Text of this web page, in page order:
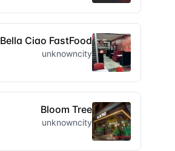
Bella Ciao FastFood
unknowncity
Bloom Tree
unknowncity